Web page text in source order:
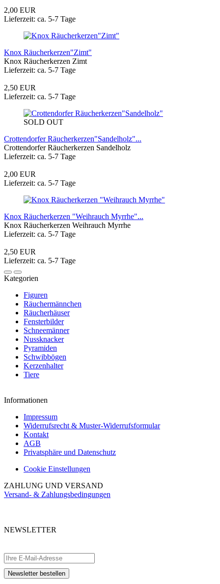
2,00 EUR
Lieferzeit: ca. 5-7 Tage
Knox Räucherkerzen"Zimt"
Knox Räucherkerzen Zimt
Lieferzeit: ca. 5-7 Tage
2,50 EUR
Lieferzeit: ca. 5-7 Tage
SOLD OUT
Crottendorfer Räucherkerzen"Sandelholz"...
Crottendorfer Räucherkerzen Sandelholz
Lieferzeit: ca. 5-7 Tage
2,00 EUR
Lieferzeit: ca. 5-7 Tage
Knox Räucherkerzen "Weihrauch Myrrhe"...
Knox Räucherkerzen Weihrauch Myrrhe
Lieferzeit: ca. 5-7 Tage
2,50 EUR
Lieferzeit: ca. 5-7 Tage
Kategorien
Figuren
Räuchermännchen
Räucherhäuser
Fensterbilder
Schneemänner
Nussknacker
Pyramiden
Schwibbögen
Kerzenhalter
Tiere
Informationen
Impressum
Widerrufsrecht & Muster-Widerrufsformular
Kontakt
AGB
Privatsphäre und Datenschutz
Cookie Einstellungen
ZAHLUNG UND VERSAND
Versand- & Zahlungsbedingungen
NEWSLETTER